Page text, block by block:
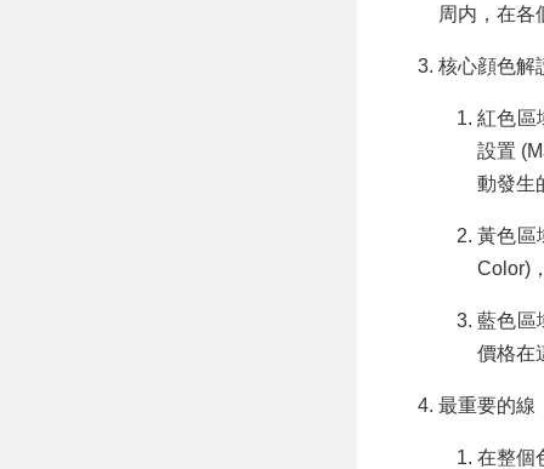
周内，在各
核心顔色解
紅色區
設置
動發生
黃色區
Color)
藍色區
價格在
最重要的線
在整個